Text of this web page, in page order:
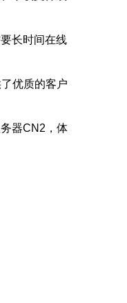
长时间在线
优质的客户
器CN2，体